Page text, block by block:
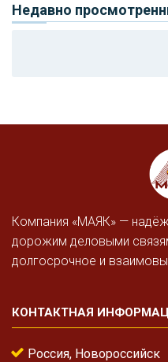
Недавно
Компания «МАЯК» —
дорожим деловыми
долгосрочное и
КОНТАКТНАЯ
Россия, Новороссийск